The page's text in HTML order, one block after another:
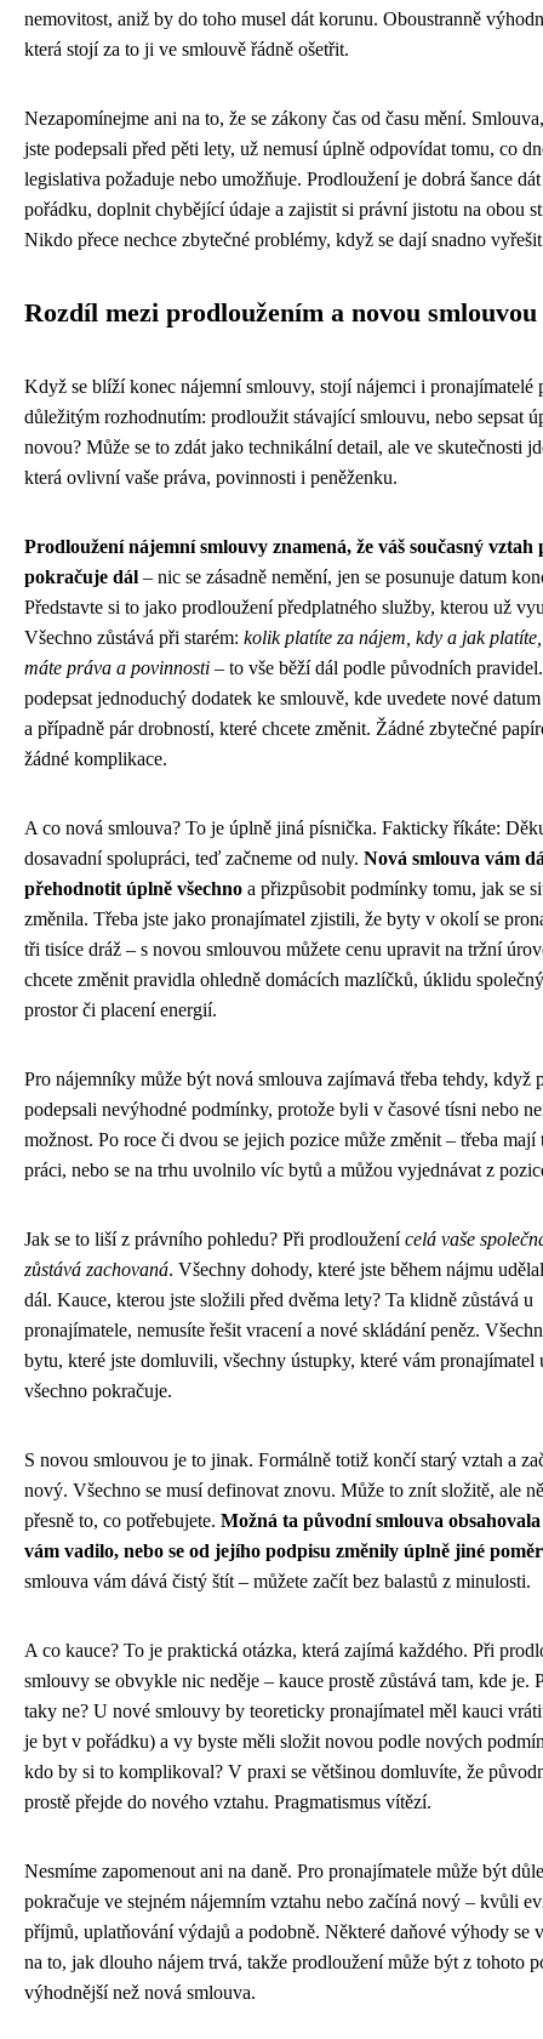
nemovitost, aniž by do toho musel dát korunu. Oboustranně
která stojí za to ji ve smlouvě řádně ošetřit.
Nezapomínejme ani na to, že se zákony čas od času mění.
jste podepsali před pěti lety, už nemusí úplně odpovídat tomu, co
legislativa požaduje nebo umožňuje. Prodloužení je dobrá šance
pořádku, doplnit chybějící údaje a zajistit si právní jistotu na obou
Nikdo přece nechce zbytečné problémy, když se dají snadno
Rozdíl mezi prodloužením a novou smlouvou
Když se blíží konec nájemní smlouvy, stojí nájemci i pronajímatelé
důležitým rozhodnutím: prodloužit stávající smlouvu, nebo sepsat
novou? Může se to zdát jako technikální detail, ale ve skutečnosti
která ovlivní vaše práva, povinnosti i peněženku.
Prodloužení nájemní smlouvy znamená, že váš současný vztah
pokračuje dál – nic se zásadně nemění, jen se posunuje datum
Představte si to jako prodloužení předplatného služby, kterou už
Všechno zůstává při starém: kolik platíte za nájem, kdy a jak
máte práva a povinnosti – to vše běží dál podle původních
podepsat jednoduchý dodatek ke smlouvě, kde uvedete nové
a případně pár drobností, které chcete změnit. Žádné zbytečné
žádné komplikace.
A co nová smlouva? To je úplně jiná písnička. Fakticky říkáte:
dosavadní spolupráci, teď začneme od nuly. Nová smlouva vám
přehodnotit úplně všechno a přizpůsobit podmínky tomu, jak se
změnila. Třeba jste jako pronajímatel zjistili, že byty v okolí se
tři tisíce dráž – s novou smlouvou můžete cenu upravit na tržní
chcete změnit pravidla ohledně domácích mazlíčků, úklidu
prostor či placení energií.
Pro nájemníky může být nová smlouva zajímavá třeba tehdy, když
podepsali nevýhodné podmínky, protože byli v časové tísni nebo
možnost. Po roce či dvou se jejich pozice může změnit – třeba mají
práci, nebo se na trhu uvolnilo víc bytů a můžou vyjednávat z
Jak se to liší z právního pohledu? Při prodlouženícelá vaše
zůstává zachovaná. Všechny dohody, které jste během nájmu
dál. Kauce, kterou jste složili před dvěma lety? Ta klidně zůstává u
pronajímatele, nemusíte řešit vracení a nové skládání peněz.
bytu, které jste domluvili, všechny ústupky, které vám pronajímatel
všechno pokračuje.
S novou smlouvou je to jinak. Formálně totiž končí starý vztah a
nový. Všechno se musí definovat znovu. Může to znít složitě, ale
přesně to, co potřebujete. Možná ta původní smlouva obsahovala
vám vadilo, nebo se od jejího podpisu změnily úplně jiné
smlouva vám dává čistý štít – můžete začít bez balastů z minulosti.
A co kauce? To je praktická otázka, která zajímá každého. Při
smlouvy se obvykle nic neděje – kauce prostě zůstává tam, kde je.
taky ne? U nové smlouvy by teoreticky pronajímatel měl kauci
je byt v pořádku) a vy byste měli složit novou podle nových
kdo by si to komplikoval? V praxi se většinou domluvíte, že
prostě přejde do nového vztahu. Pragmatismus vítězí.
Nesmíme zapomenout ani na daně. Pro pronajímatele může být
pokračuje ve stejném nájemním vztahu nebo začíná nový – kvůli
příjmů, uplatňování výdajů a podobně. Některé daňové výhody se
na to, jak dlouho nájem trvá, takže prodloužení může být z tohoto
výhodnější než nová smlouva.